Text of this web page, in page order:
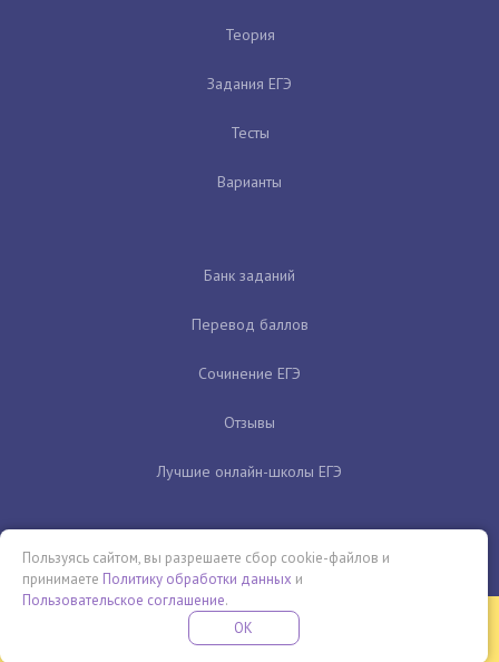
Теория
Задания ЕГЭ
Тесты
Варианты
Банк заданий
Перевод баллов
Сочинение ЕГЭ
Отзывы
Лучшие онлайн-школы ЕГЭ
Бесплатная летняя школа
ПРОВЕДИ ЭТО ЛЕТО С ПОЛЬЗОЙ
Пользуясь сайтом, вы разрешаете сбор cookie-файлов и
принимаете Политику обработки данных и
Пользовательское соглашение.
OK